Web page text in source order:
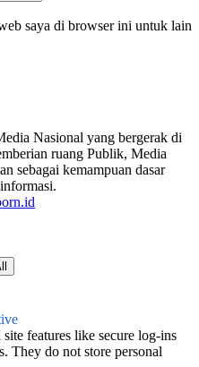
saya di browser ini untuk lain
Nasional yang bergerak di
ruang Publik, Media
sebagai kemampuan dasar
features like secure log-ins
They do not store personal